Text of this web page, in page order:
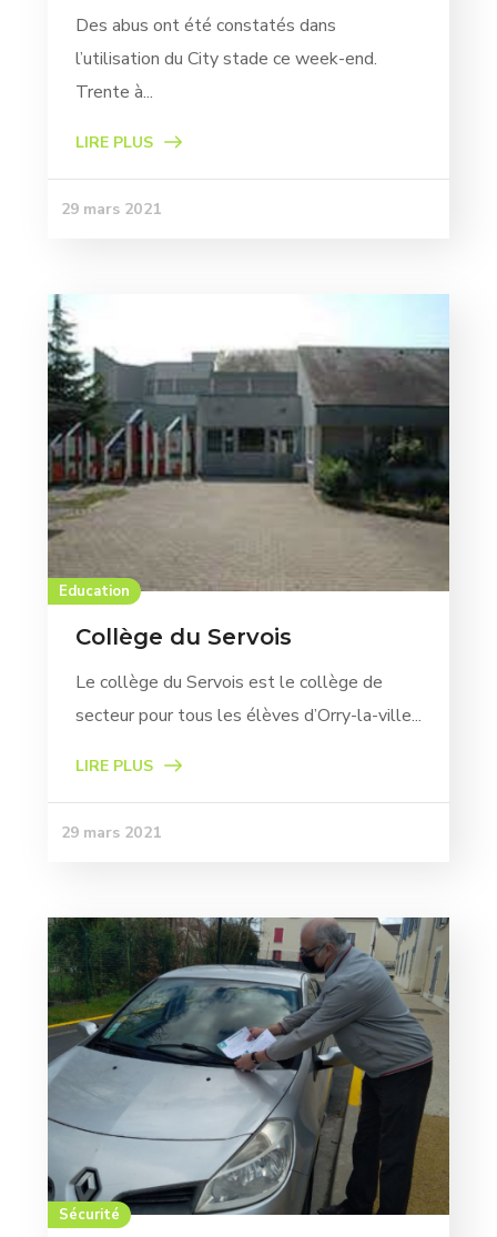
Des abus ont été constatés dans
l’utilisation du City stade ce week-end.
Trente à...
LIRE PLUS
29 mars 2021
Education
Collège du Servois
Le collège du Servois est le collège de
secteur pour tous les élèves d’Orry-la-ville...
LIRE PLUS
29 mars 2021
Sécurité